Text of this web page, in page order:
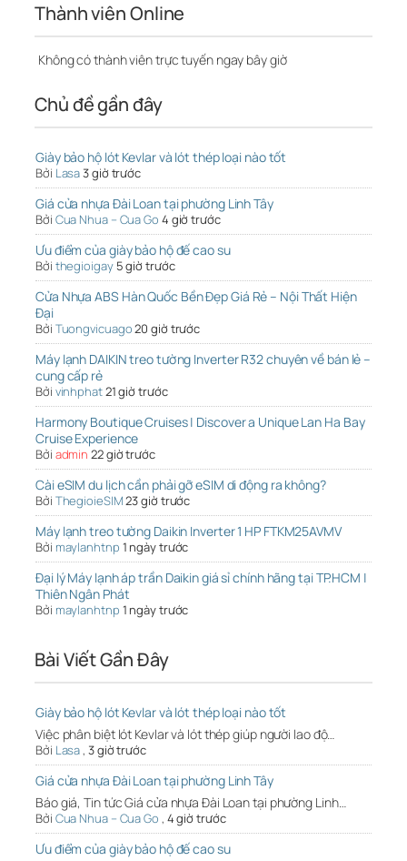
Thành viên Online
Không có thành viên trực tuyến ngay bây giờ
Chủ đề gần đây
Giày bảo hộ lót Kevlar và lót thép loại nào tốt
Bởi Lasa3 giờ trước
Giá cửa nhựa Đài Loan tại phường Linh Tây
Bởi Cua Nhua – Cua Go 4 giờ trước
Ưu điểm của giày bảo hộ đế cao su
Bởi thegioigay 5 giờ trước
Cửa Nhựa ABS Hàn Quốc Bền Đẹp Giá Rẻ – Nội Thất Hiện
Đại
Bởi Tuongvicuago20 giờ trước
Máy lạnh DAIKIN treo tường Inverter R32 chuyên về bán lẻ –
cung cấp rẻ
Bởi vinhphat21 giờ trước
Harmony Boutique Cruises | Discover a Unique Lan Ha Bay
Cruise Experience
Bởi admin 22 giờ trước
Cài eSIM du lịch cần phải gỡ eSIM di động ra không?
Bởi ThegioieSIM23 giờ trước
Máy lạnh treo tường Daikin Inverter 1 HP FTKM25AVMV
Bởi maylanhtnp 1 ngày trước
Đại lý Máy lạnh áp trần Daikin giá sỉ chính hãng tại TP.HCM |
Thiên Ngân Phát
Bởi maylanhtnp 1 ngày trước
Bài Viết Gần Đây
Giày bảo hộ lót Kevlar và lót thép loại nào tốt
Việc phân biệt lót Kevlar và lót thép giúp người lao độ…
Bởi Lasa, 3 giờ trước
Giá cửa nhựa Đài Loan tại phường Linh Tây
Báo giá, Tin tức Giá cửa nhựa Đài Loan tại phường Linh…
Bởi Cua Nhua – Cua Go , 4 giờ trước
Ưu điểm của giày bảo hộ đế cao su